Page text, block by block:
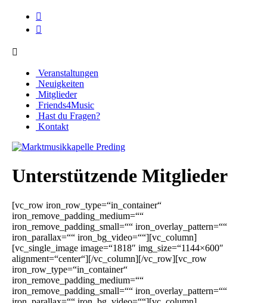
Veranstaltungen
Neuigkeiten
Mitglieder
Friends4Music
Hast du Fragen?
Kontakt
Unterstützende Mitglieder
[vc_row iron_row_type=“in_container“
iron_remove_padding_medium=““
iron_remove_padding_small=““ iron_overlay_pattern=““
iron_parallax=““ iron_bg_video=““][vc_column]
[vc_single_image image=“1818″ img_size=“1144×600″
alignment=“center“][/vc_column][/vc_row][vc_row
iron_row_type=“in_container“
iron_remove_padding_medium=““
iron_remove_padding_small=““ iron_overlay_pattern=““